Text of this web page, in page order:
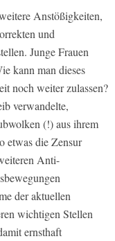
Anstößigkeiten,
und
Junge Frauen
kann man dieses
noch weiter zulassen?
verwandelte,
(!) aus ihrem
etwas die Zensur
Anti-
der aktuellen
wichtigen Stellen
ernsthaft